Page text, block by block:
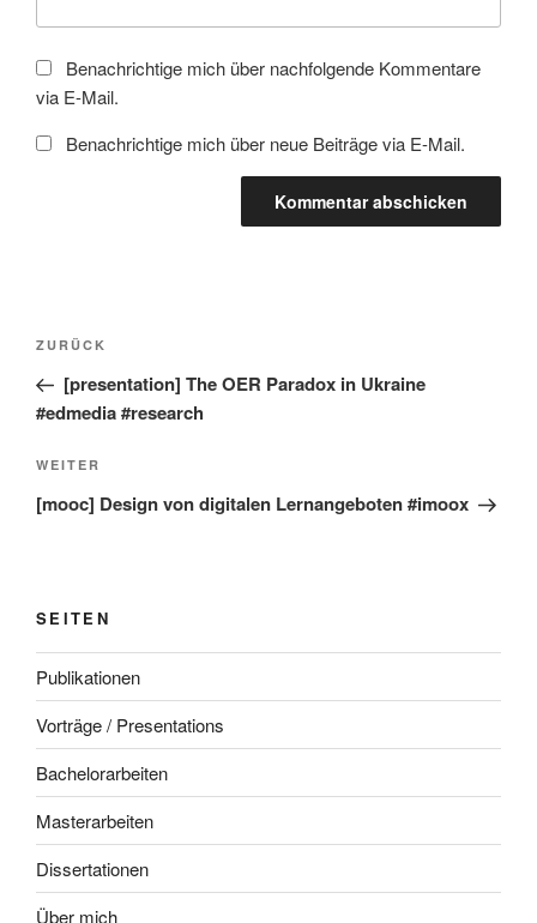
Benachrichtige mich über nachfolgende Kommentare
via E-Mail.
Benachrichtige mich über neue Beiträge via E-Mail.
Beitragsnavigation
Vorheriger
Beitrag
ZURÜCK
[presentation] The OER Paradox in Ukraine
#edmedia #research
Nächster
Beitrag
WEITER
[mooc] Design von digitalen Lernangeboten #imoox
SEITEN
Publikationen
Vorträge / Presentations
Bachelorarbeiten
Masterarbeiten
Dissertationen
Über mich